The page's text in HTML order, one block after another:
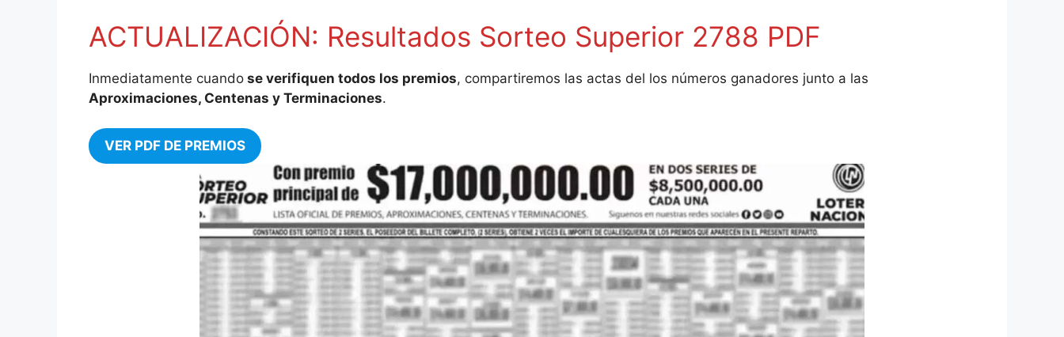
ACTUALIZACIÓN: Resultados Sorteo Superior 2788 PDF
Inmediatamente cuando se verifiquen todos los premios, compartiremos las actas del los números ganadores junto a las
Aproximaciones, Centenas y Terminaciones.
VER PDF DE PREMIOS